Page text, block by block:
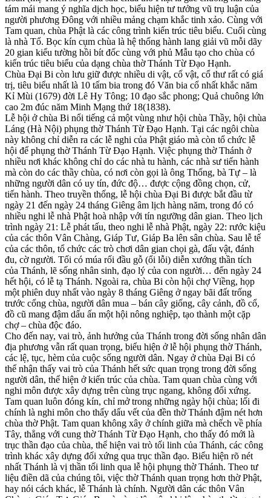
tám mái mang ý nghĩa dịch học, biểu hiện tư tưởng vũ trụ luận của
người phương Đông với nhiều mảng chạm khắc tinh xảo. Cùng với
Tam quan, chùa Phật là các công trình kiến trúc tiêu biểu. Cuối cùng
là nhà Tổ. Bọc kín cụm chùa là hệ thống hành lang giải vũ mỗi dãy
20 gian kiểu tường hồi bít đốc cùng với phủ Mẫu tạo cho chùa có
kiến trúc tiêu biểu của dạng chùa thờ Thánh Từ Đạo Hạnh.
Chùa Đại Bi còn lưu giữ được nhiều di vật, cổ vật, cổ thư rất có giá
trị, tiêu biểu nhất là 10 tấm bia trong đó Văn bia cổ nhất khắc năm
Kỉ Mùi (1679) đời Lê Hy Tông; 10 đạo sắc phong; Quả chuông lớn
cao 2m đúc năm Minh Mạng thứ 18(1838).
Lễ hội ở chùa Bi nổi tiếng cả một vùng như hội chùa Thầy, hội chùa
Láng (Hà Nội) phụng thờ Thánh Từ Đạo Hạnh. Tại các ngôi chùa
này không chỉ diễn ra các lễ nghi của Phật giáo mà còn tổ chức lễ
hội để phụng thờ Thánh Từ Đạo Hạnh. Việc phụng thờ Thánh ở
nhiều nơi khác không chỉ do các nhà tu hành, các nhà sư tiến hành
mà còn do các thầy chùa, có nơi còn gọi là ông Thống, bà Tự – là
những người dân có uy tín, đức độ… được cộng đồng chọn, cử,
tiến hành. Theo truyền thống, lễ hội chùa Đại Bi được bắt đầu từ
ngày 21 đến ngày 24 tháng Giêng âm lịch hàng năm, trong đó có
nhiều nghi lễ nhà Phật hoà nhập với tín ngưỡng dân gian. Theo lịch
trình ngày 21: Lễ phát tấu, theo nghi lễ nhà Phật, ngày 22: rước kiệu
của các thôn Vân Chàng, Giáp Tư, Giáp Ba lên sân chùa. Sau lễ tế
của các thôn, tổ chức các trò chơi dân gian chọi gà, đấu vật, đánh
đu, cờ người. Tối có múa rối đầu gỗ (ổi lỗi) diễn xướng thần tích
của Thánh, lẽ sống nhân sinh, đạo lý của con người… đến ngày 24
hết hội, có lễ tạ Thánh. Ngoài ra, chùa Bi còn hội chợ Viềng, họp
một phiên duy nhất vào ngày 8 tháng Giêng ở ngay bãi đất trống
trước cổng chùa, người dân mua – bán cây giống, cây cảnh, đồ cổ,
đồ cũ mang đậm dấu ấn một hội nông nghiệp, tạo thành một cặp
chợ – chùa độc đáo.
Cho đến nay, vai trò, ảnh hưởng của Thánh trong đời sống nhân dân
địa phương vẫn rất quan trọng, biểu hiện ở lễ hội phụng thờ Thánh,
các lệ, tục, hèm của cuộc sống người dân. Ngay ở chùa Đại Bi có
thể nhận thấy vai trò của Thánh hết sức quan trọng trong đời sống
người dân, thể hiện ở kiến trúc của chùa. Tam quan chùa cùng với
nghi môn được xây dựng trên cùng trục ngang, không đối xứng.
Tam quan luôn đóng kín, chỉ mở trong những ngày hội chùa; lối đi
chính là nghi môn cho thấy dấu vết của đền thờ Thánh đậm nét hơn
chùa thờ Phật. Tam quan không xây ở chính giữa mà chếch về phía
Tây, thẳng với cung thờ Thánh Từ Đạo Hạnh, cho thấy đó mới là
trục thần đạo của chùa, thể hiện vai trò tối linh của Thánh, các công
trình khác xây dựng đối xứng qua trục thần đạo. Biểu hiện rõ nét
nhất Thánh là vị thần tối linh qua lễ hội phụng thờ Thánh. Theo tư
liệu điền dã của chúng tôi, việc thờ Thánh quan trọng hơn thờ Phật,
hay nói cách khác, lễ Thánh là chính. Người dân các thôn Vân